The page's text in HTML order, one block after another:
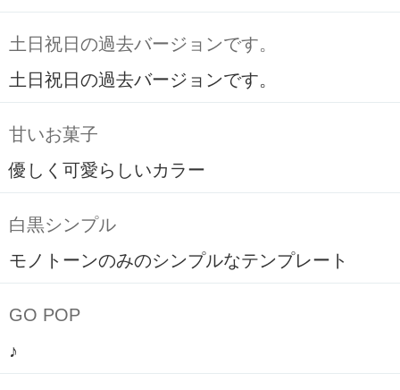
土日祝日の過去バージョンです。
土日祝日の過去バージョンです。
甘いお菓子
優しく可愛らしいカラー
白黒シンプル
モノトーンのみのシンプルなテンプレート
GO POP
♪